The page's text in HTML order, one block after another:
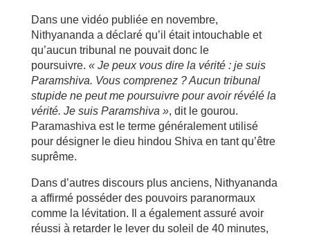
Dans une vidéo publiée en novembre,
Nithyananda a déclaré qu’il était intouchable et
qu’aucun tribunal ne pouvait donc le
poursuivre. « Je peux vous dire la vérité : je suis
Paramshiva. Vous comprenez ? Aucun tribunal
stupide ne peut me poursuivre pour avoir révélé la
vérité. Je suis Paramshiva », dit le gourou.
Paramashiva est le terme généralement utilisé
pour désigner le dieu hindou Shiva en tant qu’être
suprême.
Dans d’autres discours plus anciens, Nithyananda
a affirmé posséder des pouvoirs paranormaux
comme la lévitation. Il a également assuré avoir
réussi à retarder le lever du soleil de 40 minutes,